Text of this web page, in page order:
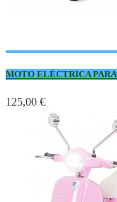
MOTO ELÉCTRICA
125,00 €